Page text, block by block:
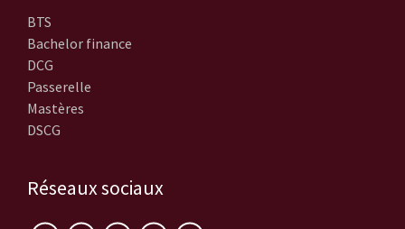
BTS
Bachelor finance
DCG
Passerelle
Mastères
DSCG
Réseaux sociaux